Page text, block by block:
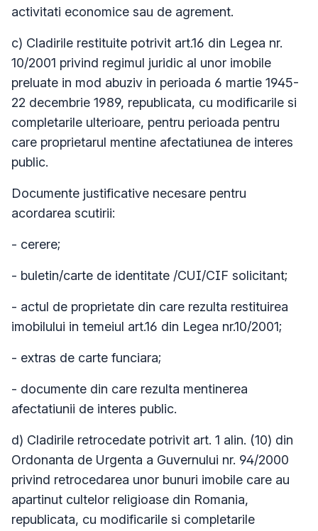
activitati economice sau de agrement.
c) Cladirile restituite potrivit art.16 din Legea nr.
10/2001 privind regimul juridic al unor imobile
preluate in mod abuziv in perioada 6 martie 1945-
22 decembrie 1989, republicata, cu modificarile si
completarile ulterioare, pentru perioada pentru
care proprietarul mentine afectatiunea de interes
public.
Documente justificative necesare pentru
acordarea scutirii:
- cerere;
- buletin/carte de identitate /CUI/CIF solicitant;
- actul de proprietate din care rezulta restituirea
imobilului in temeiul art.16 din Legea nr.10/2001;
- extras de carte funciara;
- documente din care rezulta mentinerea
afectatiunii de interes public.
d) Cladirile retrocedate potrivit art. 1 alin. (10) din
Ordonanta de Urgenta a Guvernului nr. 94/2000
privind retrocedarea unor bunuri imobile care au
apartinut cultelor religioase din Romania,
republicata, cu modificarile si completarile